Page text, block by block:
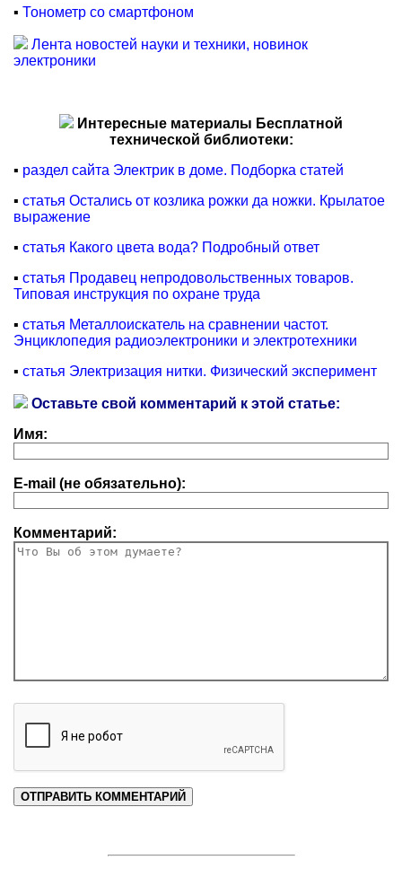
▪ Тонометр со смартфоном
Лента новостей науки и техники, новинок
электроники
Интересные материалы Бесплатной
технической библиотеки:
▪ раздел сайта Электрик в доме. Подборка статей
▪ статья Остались от козлика рожки да ножки. Крылатое
выражение
▪ статья Какого цвета вода? Подробный ответ
▪ статья Продавец непродовольственных товаров.
Типовая инструкция по охране труда
▪ статья Металлоискатель на сравнении частот.
Энциклопедия радиоэлектроники и электротехники
▪ статья Электризация нитки. Физический эксперимент
Оставьте свой комментарий к этой статье:
Имя:
E-mail (не обязательно):
Комментарий: